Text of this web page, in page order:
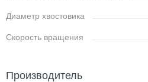
Диаметр хвостовика
Скорость вращения
Производитель